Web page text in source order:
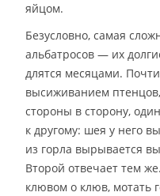
яйцом.
Безусловно, самая
альбатросов — их
длятся месяцами.
высиживанием
стороны в сторону,
к другому: шея у него
из горла вырывается
Второй отвечает тем
клювом о клюв, мотать